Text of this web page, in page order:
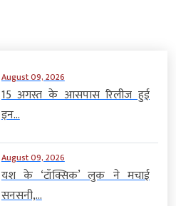
August 09, 2026
15 अगस्त के आसपास रिलीज हुई
इन...
August 09, 2026
यश के ‘टॉक्सिक’ लुक ने मचाई
सनसनी,...